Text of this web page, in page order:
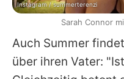
Auch Summer
über ihren Vater:
Instagram / summerterenzi
Sarah Connor